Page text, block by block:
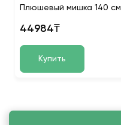
Плюшевый мишка 140 см
44984₸
Купить